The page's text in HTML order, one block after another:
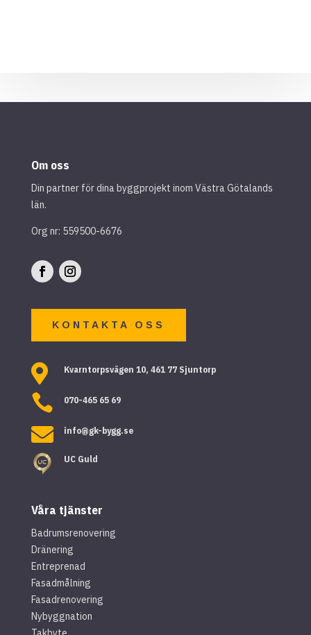
Om oss
Din partner för dina byggprojekt inom Västra Götalands
län.
Org nr: 559500-6676
KONTAKTA OSS
 Kvarntorpsvägen 10, 461 77 Sjuntorp
 070-465 65 69
 info@gk-bygg.se
UC Guld
Våra tjänster
Badrumsrenovering
Dränering
Entreprenad
Fasadmålning
Fasadrenovering
Nybyggnation